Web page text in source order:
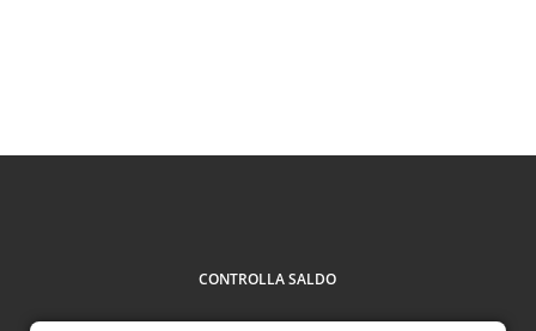
CONTROLLA SALDO